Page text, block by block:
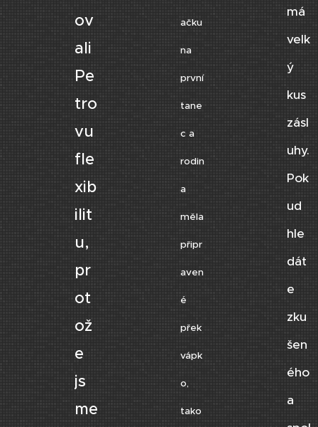
ov
ali
Pe
tro
vu
fle
xib
ilit
u,
pr
ot
ož
e
js
me
ačku
na
první
tane
c a
rodin
a
měla
připr
aven
é
přek
vápk
o,
tako
má
velk
ý
kus
zásl
uhy.
Pok
ud
hle
dát
e
zku
šen
ého
a